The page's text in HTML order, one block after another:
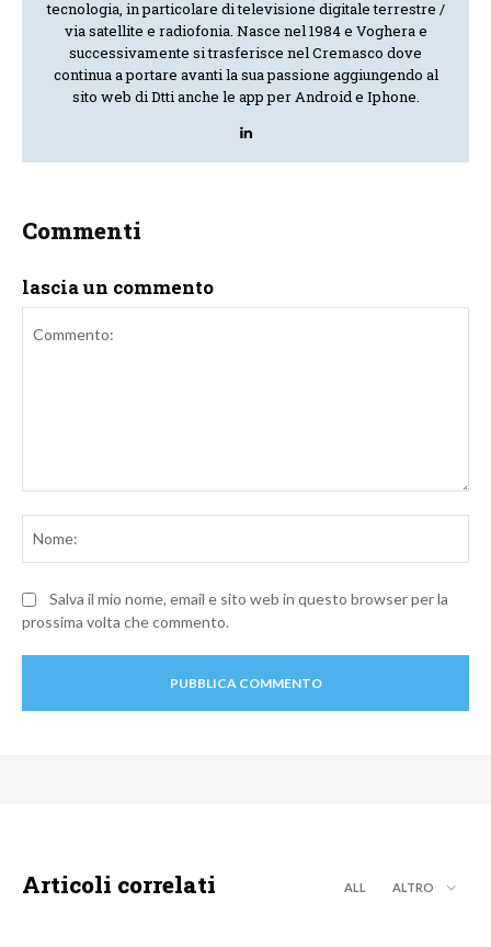
tecnologia, in particolare di televisione digitale terrestre /
via satellite e radiofonia. Nasce nel 1984 e Voghera e
successivamente si trasferisce nel Cremasco dove
continua a portare avanti la sua passione aggiungendo al
sito web di Dtti anche le app per Android e Iphone.
Commenti
lascia un commento
Salva il mio nome, email e sito web in questo browser per la
prossima volta che commento.
Articoli correlati ALL ALTRO